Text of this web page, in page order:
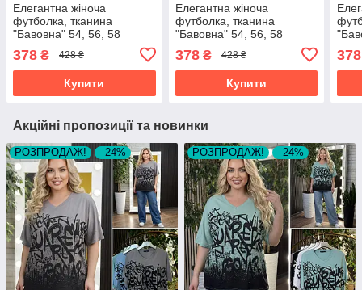
Елегантна жіноча
футболка, тканина
"Бавовна" 54, 56, 58
378 ₴ 428 ₴
Купити
Елегантна жіноча
футболка, тканина
"Бавовна" 54, 56, 58
378₴ 428 ₴
Купити
378
Акційні пропозиції та новинки
РОЗПРОДАЖ! –24% РОЗПРОДАЖ! –24%